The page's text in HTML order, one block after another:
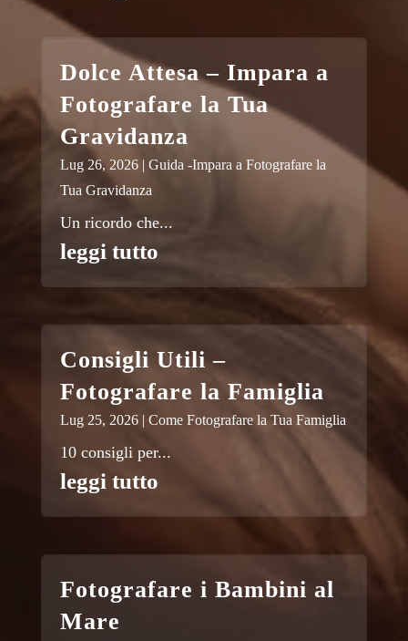
Dolce Attesa – Impara a
Fotografare la Tua
Gravidanza
Lug 26, 2026| Guida -Impara a Fotografare la
Tua Gravidanza
Un ricordo che...
leggi tutto
Consigli Utili –
Fotografare la Famiglia
Lug 25, 2026| Come Fotografare la Tua Famiglia
10 consigli per...
leggi tutto
Fotografare i Bambini al
Mare